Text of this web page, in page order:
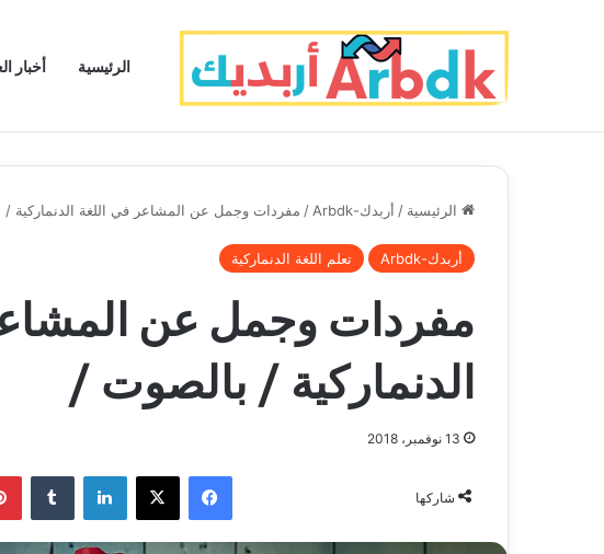
الرئيسية أخبار
الرئيسية / أربدك-Arbdk / مفردات وجمل عن المشاعر في اللغة الدنماركية
أربدك-Arbdk تعلم اللغة الدنماركية
مفردات وجمل عن
الدنماركية / بالصوت /
13 نوفمبر، 2018
شاركها
فيسبوك ‫X لينكدإن